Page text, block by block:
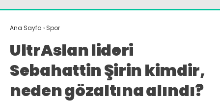
Ana Sayfa › Spor
UltrAslan lideri
Sebahattin Şirin kimdir,
neden gözaltına alındı?